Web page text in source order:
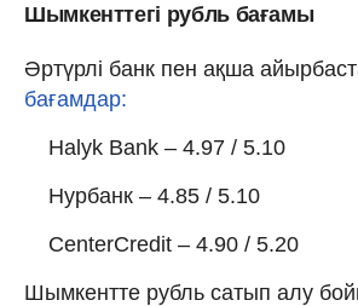
Шымкенттегі рубль бағамы
Әртүрлі банк пен ақша
бағамдар:
Halyk Bank – 4.97 / 5.10
Нурбанк – 4.85 / 5.10
CenterCredit – 4.90 / 5.20
Шымкентте рубль сатып алу